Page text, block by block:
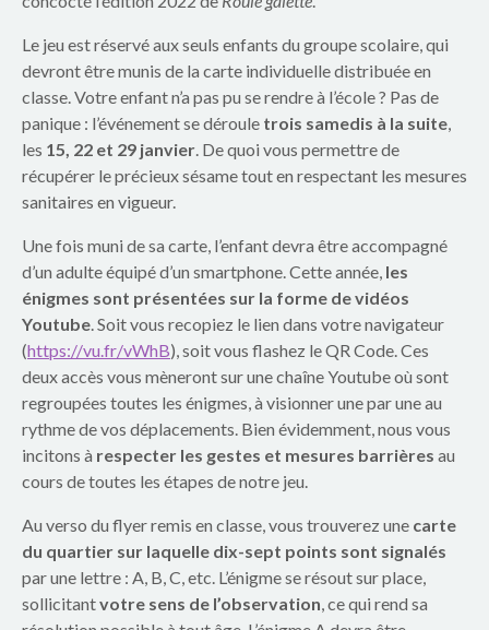
p
a
r
e
n
t
s
d
u
g
r
o
u
Le jeu est réservé aux seuls enfants du groupe scolaire, qui
devront être munis de la carte individuelle distribuée en
classe. Votre enfant n’a pas pu se rendre à l’école ? Pas de
panique : l’événement se déroule trois samedis à la suite,
les 15, 22 et 29 janvier. De quoi vous permettre de
récupérer le précieux sésame tout en respectant les mesures
sanitaires en vigueur.
Une fois muni de sa carte, l’enfant devra être accompagné
d’un adulte équipé d’un smartphone. Cette année, les
énigmes sont présentées sur la forme de vidéos
Youtube. Soit vous recopiez le lien dans votre navigateur
(https://vu.fr/vWhB), soit vous flashez le QR Code. Ces
deux accès vous mèneront sur une chaîne Youtube où sont
regroupées toutes les énigmes, à visionner une par une au
rythme de vos déplacements. Bien évidemment, nous vous
incitons à respecter les gestes et mesures barrières au
cours de toutes les étapes de notre jeu.
Au verso du flyer remis en classe, vous trouverez une carte
du quartier sur laquelle dix-sept points sont signalés
par une lettre : A, B, C, etc. L’énigme se résout sur place,
sollicitantvotre sens de l’observation, ce qui rend sa